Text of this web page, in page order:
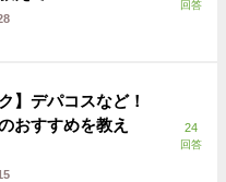
回答
】デパコスなど！
おすすめを教え
24
回答